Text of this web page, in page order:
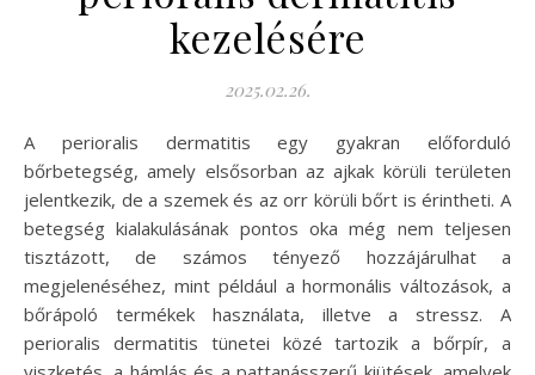
kezelésére
2025.02.26.
A perioralis dermatitis egy gyakran előforduló
bőrbetegség, amely elsősorban az ajkak körüli területen
jelentkezik, de a szemek és az orr körüli bőrt is érintheti. A
betegség kialakulásának pontos oka még nem teljesen
tisztázott, de számos tényező hozzájárulhat a
megjelenéséhez, mint például a hormonális változások, a
bőrápoló termékek használata, illetve a stressz. A
perioralis dermatitis tünetei közé tartozik a bőrpír, a